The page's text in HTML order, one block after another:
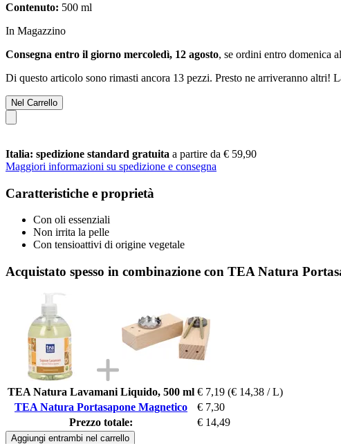
Contenuto: 500 ml
In Magazzino
Consegna entro il giorno mercoledì, 12 agosto, se ordini entro domenica
Di questo articolo sono rimasti ancora 13 pezzi. Presto ne arriveranno altri!
Nel Carrello
Italia: spedizione standard gratuita a partire da € 59,90
Maggiori informazioni su spedizione e consegna
Caratteristiche e proprietà
Con oli essenziali
Non irrita la pelle
Con tensioattivi di origine vegetale
Acquistato spesso in combinazione con TEA Natura
TEA Natura Lavamani Liquido, 500 ml € 7,19 (€ 14,38 / L)
TEA Natura Portasapone Magnetico
€ 7,30
Prezzo totale:
€ 14,49
Aggiungi entrambi nel carrello